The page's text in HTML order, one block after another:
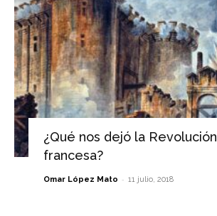
¿Qué nos dejó la Revolución
francesa?
Omar López Mato - 11 julio, 2018